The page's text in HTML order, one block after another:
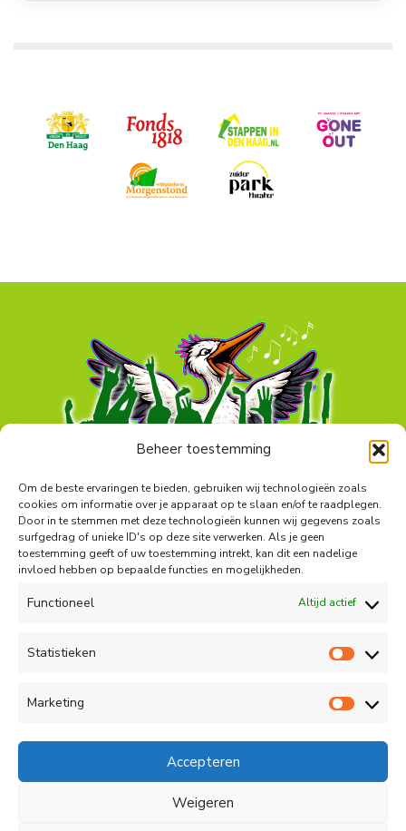
Beheer toestemming
Om de beste ervaringen te bieden, gebruiken wij technologieën zoals
cookies om informatie over je apparaat op te slaan en/of te raadplegen.
Door in te stemmen met deze technologieën kunnen wij gegevens zoals
surfgedrag of unieke ID's op deze site verwerken. Als je geen
toestemming geeft of uw toestemming intrekt, kan dit een nadelige
invloed hebben op bepaalde functies en mogelijkheden.
Functioneel Altijd actief
Statistieken
Marketing
Accepteren
Weigeren
Peter Vergroesen
korenfestivaldenhaag@gmail.com